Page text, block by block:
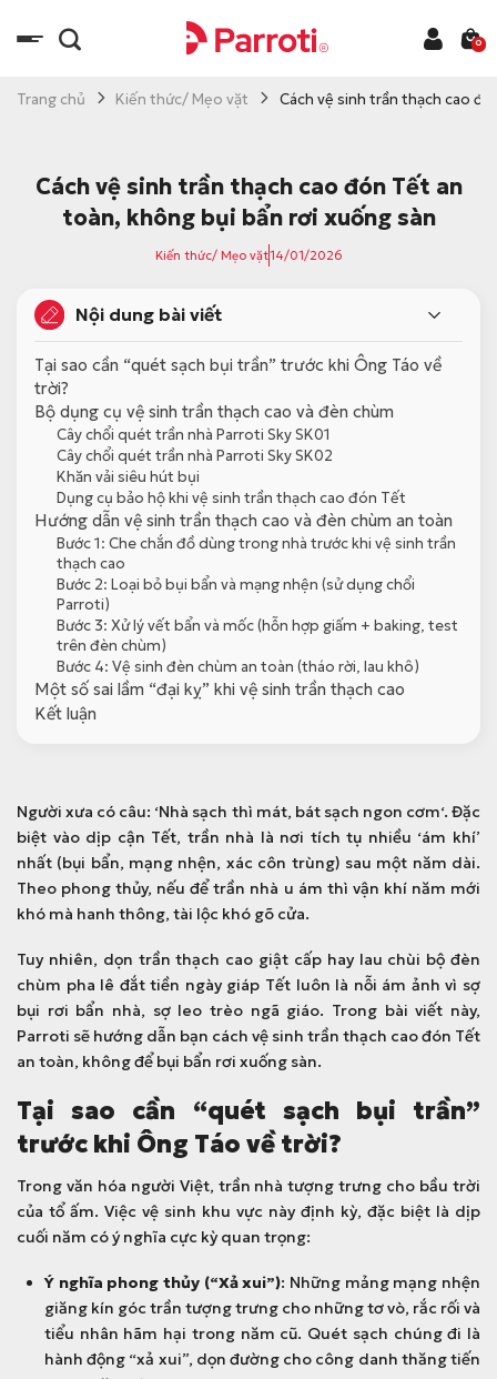
0
Trang chủ Kiến thức/ Mẹo vặt Cách vệ sinh trần thạch cao
Cách vệ sinh trần thạch cao đón Tết an
toàn, không bụi bẩn rơi xuống sàn
Kiến thức/ Mẹo vặt14/01/2026
Nội dung bài viết
Tại sao cần “quét sạch bụi trần” trước khi Ông Táo về
trời?
Bộ dụng cụ vệ sinh trần thạch cao và đèn chùm
Cây chổi quét trần nhà Parroti Sky SK01
Cây chổi quét trần nhà Parroti Sky SK02
Khăn vải siêu hút bụi
Dụng cụ bảo hộ khi vệ sinh trần thạch cao đón Tết
Hướng dẫn vệ sinh trần thạch cao và đèn chùm an toàn
Bước 1: Che chắn đồ dùng trong nhà trước khi vệ sinh trần
thạch cao
Bước 2: Loại bỏ bụi bẩn và mạng nhện (sử dụng chổi
Parroti)
Bước 3: Xử lý vết bẩn và mốc (hỗn hợp giấm + baking, test
trên đèn chùm)
Bước 4: Vệ sinh đèn chùm an toàn (tháo rời, lau khô)
Một số sai lầm “đại kỵ” khi vệ sinh trần thạch cao
Kết luận
Người xưa có câu: ‘Nhà sạch thì mát, bát sạch ngon cơm‘. Đặc
biệt vào dịp cận Tết, trần nhà là nơi tích tụ nhiều ‘ám khí’
nhất (bụi bẩn, mạng nhện, xác côn trùng) sau một năm dài.
Theo phong thủy, nếu để trần nhà u ám thì vận khí năm mới
khó mà hanh thông, tài lộc khó gõ cửa.
Tuy nhiên, dọn trần thạch cao giật cấp hay lau chùi bộ đèn
chùm pha lê đắt tiền ngày giáp Tết luôn là nỗi ám ảnh vì sợ
bụi rơi bẩn nhà, sợ leo trèo ngã giáo. Trong bài viết này,
Parroti sẽ hướng dẫn bạn cách vệ sinh trần thạch cao đón Tết
an toàn, không để bụi bẩn rơi xuống sàn.
Tại sao cần “quét sạch bụi trần”
trước khi Ông Táo về trời?
Trong văn hóa người Việt, trần nhà tượng trưng cho bầu trời
của tổ ấm. Việc vệ sinh khu vực này định kỳ, đặc biệt là dịp
cuối năm có ý nghĩa cực kỳ quan trọng:
Ý nghĩa phong thủy (“Xả xui”): Những mảng mạng nhện
giăng kín góc trần tượng trưng cho những tơ vò, rắc rối và
tiểu nhân hãm hại trong năm cũ. Quét sạch chúng đi là
hành động “xả xui”, dọn đường cho công danh thăng tiến